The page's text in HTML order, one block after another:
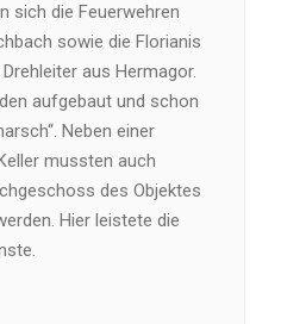
sich die Feuerwehren
sowie die Florianis
aus Hermagor.
aufgebaut und schon
Neben einer
mussten auch
des Objektes
Hier leistete die